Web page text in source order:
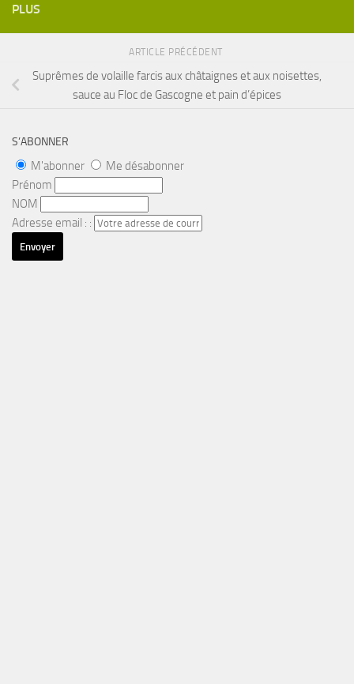
PLUS
ARTICLE PRÉCÉDENT
Suprêmes de volaille farcis aux châtaignes et aux noisettes,
sauce au Floc de Gascogne et pain d’épices
S’ABONNER
M'abonner
Me désabonner
Prénom
NOM
Adresse email : :